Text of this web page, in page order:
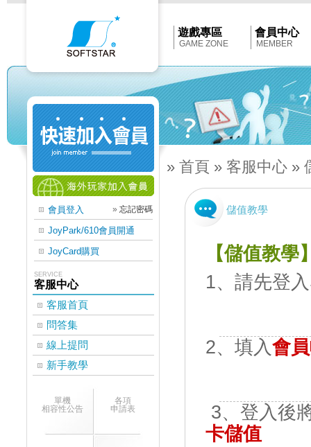
Softstar
遊戲專區
GAME ZONE
會員中心
MEMBER
會員登入 » 忘記密碼
JoyPark/610會員開通
JoyCard購買
SERVICE
客服中心
客服首頁
問答集
線上提問
新手教學
單機
相容性公告
各項
申請表
» 首頁 » 客服中心 »
儲值教學
【儲值教
1、請先登
2、填入會
3、登入後
卡儲值